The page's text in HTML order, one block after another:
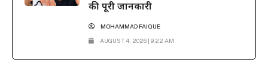
की पूरी जानकारी
MOHAMMAD FAIQUE
AUGUST 4, 2026 | 9:22 AM